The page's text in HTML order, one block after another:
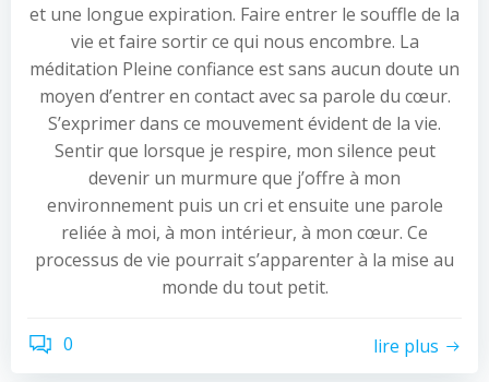
et une longue expiration. Faire entrer le souffle de la
vie et faire sortir ce qui nous encombre. La
méditation Pleine confiance est sans aucun doute un
moyen d’entrer en contact avec sa parole du cœur.
S’exprimer dans ce mouvement évident de la vie.
Sentir que lorsque je respire, mon silence peut
devenir un murmure que j’offre à mon
environnement puis un cri et ensuite une parole
reliée à moi, à mon intérieur, à mon cœur. Ce
processus de vie pourrait s’apparenter à la mise au
monde du tout petit.
0 lire plus